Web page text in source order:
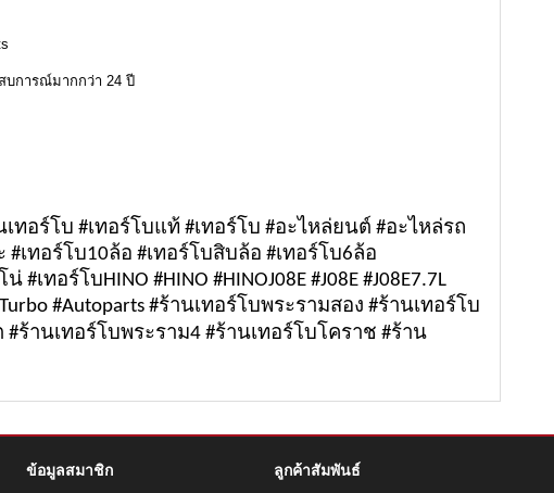
บการณ์มากกว่า 24 ปี
ทอร์โบ #เทอร์โบแท้ #เทอร์โบ #อะไหล่ยนต์ #อะไหล่รถ
#เทอร์โบ10ล้อ #เทอร์โบสิบล้อ #เทอร์โบ6ล้อ
#เทอร์โบHINO #HINO #HINOJ08E #J08E #J08E7.7L
#Autoparts #ร้านเทอร์โบพระรามสอง #ร้านเทอร์โบ
#ร้านเทอร์โบพระราม4 #ร้านเทอร์โบโคราช #ร้าน
ข้อมูลสมาชิก ลูกค้าสัมพันธ์